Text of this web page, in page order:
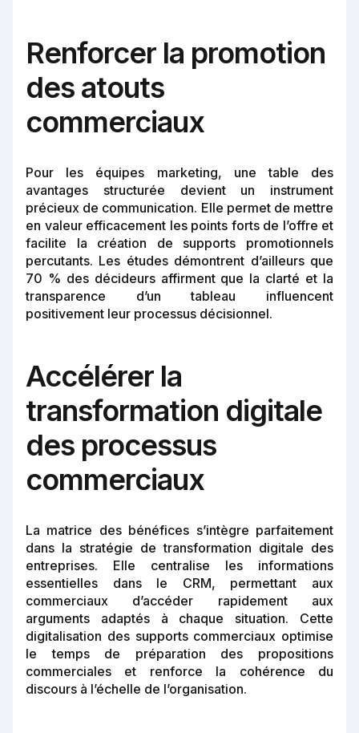
Renforcer la promotion
des atouts
commerciaux
Pour les équipes marketing, une table des
avantages structurée devient un instrument
précieux de communication. Elle permet de mettre
en valeur efficacement les points forts de l’offre et
facilite la création de supports promotionnels
percutants. Les études démontrent d’ailleurs que
70 % des décideurs affirment que la clarté et la
transparence d’un tableau influencent
positivement leur processus décisionnel.
Accélérer la
transformation digitale
des processus
commerciaux
La matrice des bénéfices s’intègre parfaitement
dans la stratégie de transformation digitale des
entreprises. Elle centralise les informations
essentielles dans le CRM, permettant aux
commerciaux d’accéder rapidement aux
arguments adaptés à chaque situation. Cette
digitalisation des supports commerciaux optimise
le temps de préparation des propositions
commerciales et renforce la cohérence du
discours à l’échelle de l’organisation.